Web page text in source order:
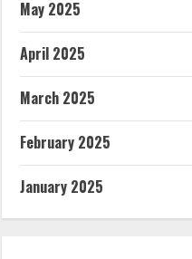
May 2025
April 2025
March 2025
February 2025
January 2025